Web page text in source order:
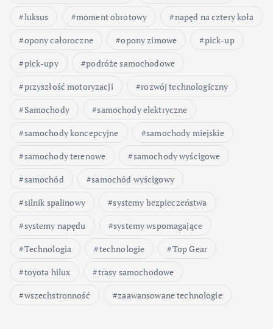
luksus
moment obrotowy
napęd na cztery koła
opony całoroczne
opony zimowe
pick-up
pick-upy
podróże samochodowe
przyszłość motoryzacji
rozwój technologiczny
Samochody
samochody elektryczne
samochody koncepcyjne
samochody miejskie
samochody terenowe
samochody wyścigowe
samochód
samochód wyścigowy
silnik spalinowy
systemy bezpieczeństwa
systemy napędu
systemy wspomagające
Technologia
technologie
Top Gear
toyota hilux
trasy samochodowe
wszechstronność
zaawansowane technologie